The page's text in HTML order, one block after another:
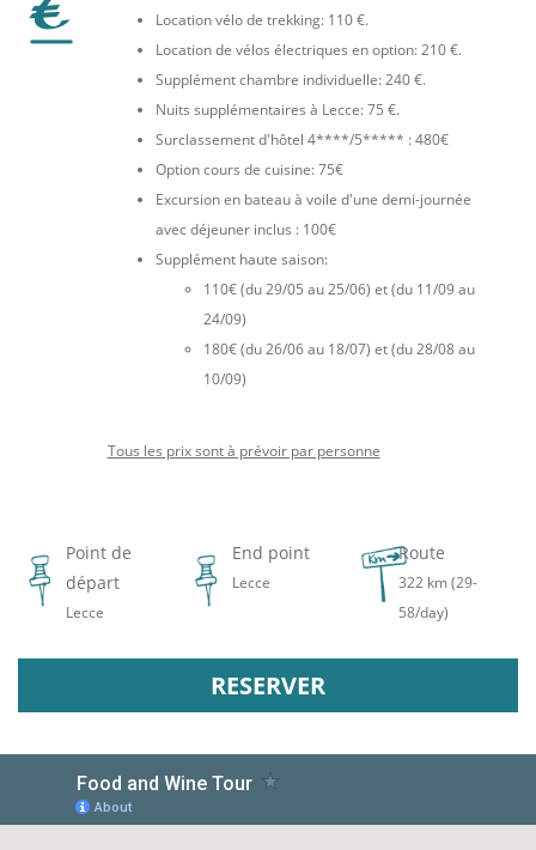
Location vélo de trekking: 110 €.
Location de vélos électriques en option: 210 €.
Supplément chambre individuelle: 240 €.
Nuits supplémentaires à Lecce: 75 €.
Surclassement d'hôtel 4****/5***** : 480€
Option cours de cuisine: 75€
Excursion en bateau à voile d'une demi-journée
avec déjeuner inclus : 100€
Supplément haute saison:
110€ (du 29/05 au 25/06) et (du 11/09 au
24/09)
180€ (du 26/06 au 18/07) et (du 28/08 au
10/09)
Tous les prix sont à prévoir par personne
Point de
départ
Lecce
End point
Lecce
Route
322 km (29-
58/day)
RESERVER